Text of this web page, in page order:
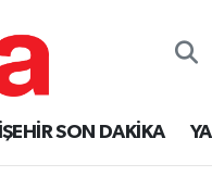
SON DAKİKA